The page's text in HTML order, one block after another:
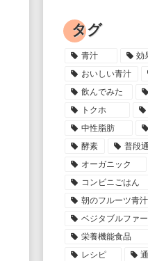
タグ
青汁 効
おいしい青汁
飲んでみた
トクホ
中性脂肪
酵素
普段
オーガニック
コンビニごはん
朝のフルーツ青汁
ベジタブルファー
栄養機能食品
レシピ